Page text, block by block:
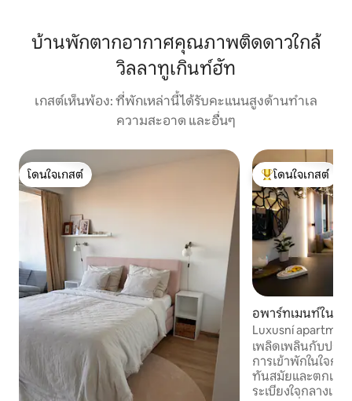
บ้านพักตากอากาศคุณภาพติดดาวใกล้
วิลลาทูเกินท์ฮัท
เกสต์เห็นพ้อง: ที่พักเหล่านี้ได้รับคะแนนสูงด้านทำเล
ความสะอาด และอื่นๆ
โดนใจเกสต์
โดนใจเกสต์
โดนใจเกสต์ที่สุด
โดนใจเกสต์
อพาร์ทเมนท์ใน
Luxusní
เพลิดเพลินกับปร
การเข้าพักในใจก
ทันสมัยและตกแต่
ระเบียงใจกลางเมื